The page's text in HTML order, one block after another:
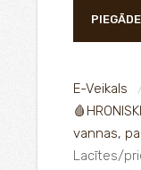
E-Veikals
vannas,
Lacītes/